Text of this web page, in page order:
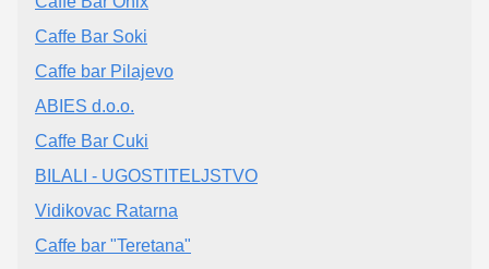
Caffe Bar Soki
Caffe bar Pilajevo
ABIES d.o.o.
Caffe Bar Cuki
BILALI - UGOSTITELJSTVO
Vidikovac Ratarna
Caffe bar "Teretana"